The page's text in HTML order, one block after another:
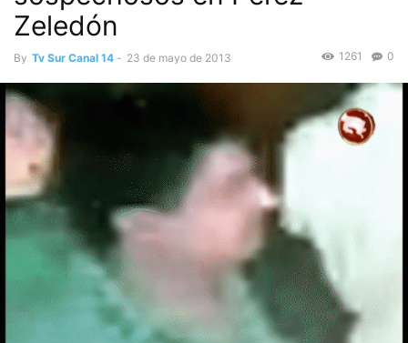
Zeledón
By Tv Sur Canal 14 - 23 de mayo de 2013 0
1261